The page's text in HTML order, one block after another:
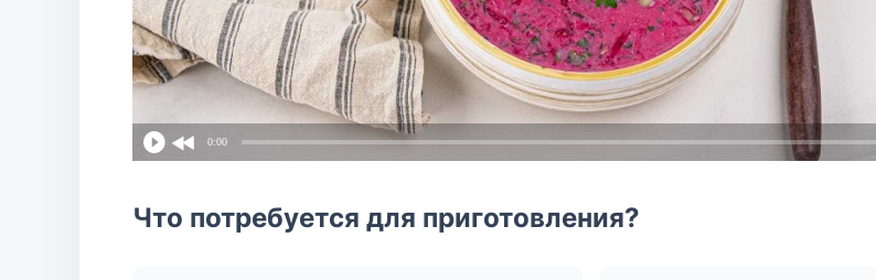
0:00
Что потребуется для приготовления?